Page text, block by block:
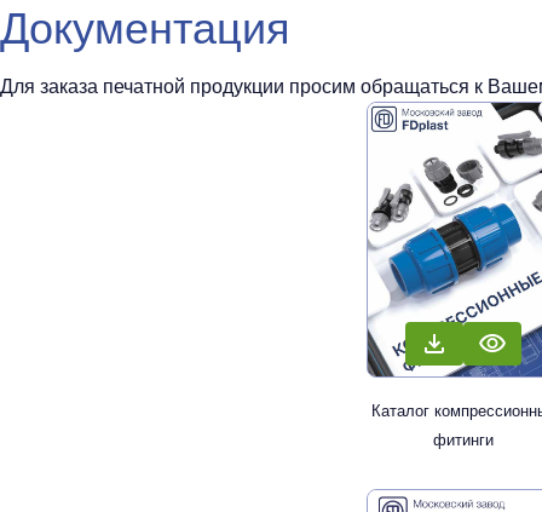
Документация
Для заказа печатной продукции просим обращаться к
Каталог
фитинги